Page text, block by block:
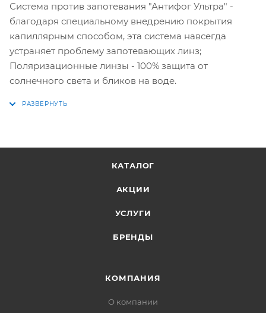
Система против запотевания "Антифог Ультра" -
благодаря специальному внедрению покрытия
капиллярным способом, эта система навсегда
устраняет проблему запотевающих линз;
Поляризационные линзы - 100% защита от
солнечного света и бликов на воде.
КАТАЛОГ
АКЦИИ
УСЛУГИ
БРЕНДЫ
КОМПАНИЯ
О компании